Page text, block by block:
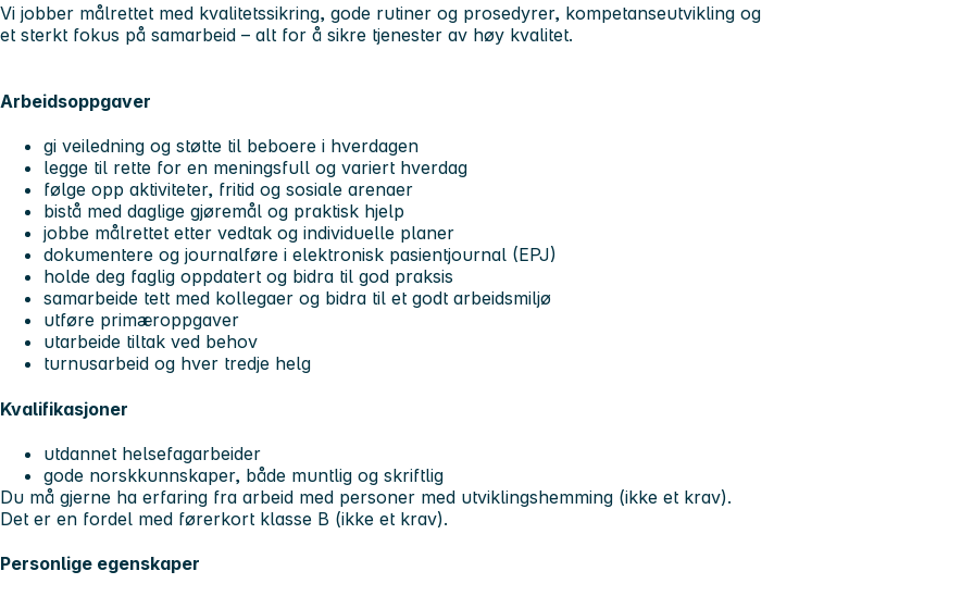
Vi jobber målrettet med kvalitetssikring, gode rutiner og prosedyrer, kompetanseutvikling og
et sterkt fokus på samarbeid – alt for å sikre tjenester av høy kvalitet.
Arbeidsoppgaver
gi veiledning og støtte til beboere i hverdagen
legge til rette for en meningsfull og variert hverdag
følge opp aktiviteter, fritid og sosiale arenaer
bistå med daglige gjøremål og praktisk hjelp
jobbe målrettet etter vedtak og individuelle planer
dokumentere og journalføre i elektronisk pasientjournal (EPJ)
holde deg faglig oppdatert og bidra til god praksis
samarbeide tett med kollegaer og bidra til et godt arbeidsmiljø
utføre primæroppgaver
utarbeide tiltak ved behov
turnusarbeid og hver tredje helg
Kvalifikasjoner
utdannet helsefagarbeider
gode norskkunnskaper, både muntlig og skriftlig
Du må gjerne ha erfaring fra arbeid med personer med utviklingshemming (ikke et krav).
Det er en fordel med førerkort klasse B (ikke et krav).
Personlige egenskaper